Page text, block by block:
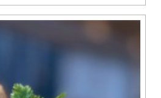
店では本わらび粉を使用し、独自の
く頂けるよう愛知県の常滑焼など陶
楽しめるのも当店の特徴です。 また
もちは個人のお客様・自治会・子供
ます。 お気軽にお電話下さい。駐車